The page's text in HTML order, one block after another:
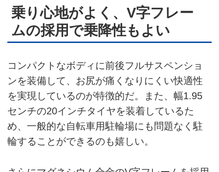
お問い合せ
広告掲載について
乗り心地がよく、V字フレー
ムの採用で乗降性もよい
コンパクトなボディに前後フルサスペンショ
ンを装備して、お尻が痛くなりにくい快適性
を実現しているのが特徴的だ。また、幅1.95
センチの20インチタイヤを装着しているた
め、一般的な自転車用駐輪場にも問題なく駐
輪することができるのも嬉しい。